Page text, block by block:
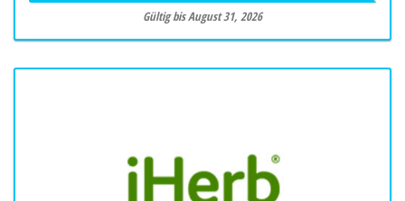
Gültig bis August 31, 2026